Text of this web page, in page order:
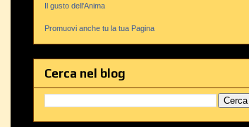
Il gusto dell'Anima
Promuovi anche tu la tua Pagina
Cerca nel blog